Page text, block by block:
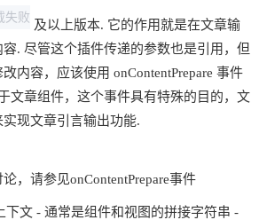
失败
及以上版本. 它的作用就是在文章输
. 尽管这个插件传递的参数也是引用，但
内容，应该使用 onContentPrepare 事件
文章组件，这个事件具有特殊的目的，文
现文章引言输出功能.
，请参见onContentPrepare事件
下文 - 通常是组件和视图的拼接字符串 -